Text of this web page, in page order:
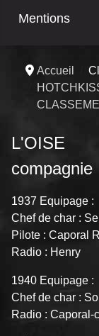
Mentions
Accueil
L'OISE
compagnie
1937 Equipage :
Chef de char :
Pilote : Caporal
Radio : Henry
1940 Equipage :
Chef de char :
Radio : Caporal-